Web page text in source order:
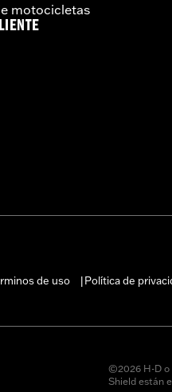
motocicletas
de uso
Política de
©2026 H-D o
Shield están